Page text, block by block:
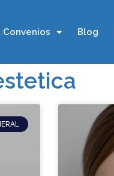
Convenios Blog